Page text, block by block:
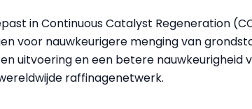
in Continuous Catalyst Regeneration
voor nauwkeurigere menging van
uitvoering en een betere nauwkeurigheid
raffinagenetwerk.